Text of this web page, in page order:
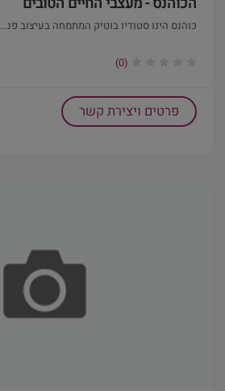
כוהנס הינו סטודיו בוטיק המתמחה בעיצוב פנ...
(0)
פרטים ויצירת קשר